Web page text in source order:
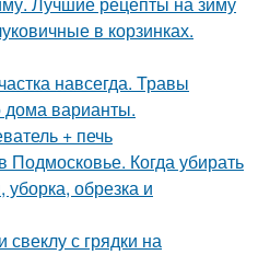
в корзинках.
навсегда. Травы
дома варианты.
+ печь
Подмосковье. Когда убирать
уборка, обрезка и
свеклу с грядки на